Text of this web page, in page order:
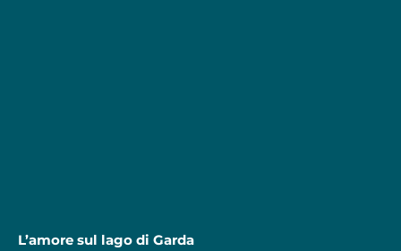
L’amore sul lago di Garda